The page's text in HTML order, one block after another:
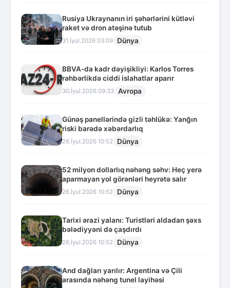
Rusiya Ukraynanın iri şəhərlərini kütləvi
raket və dron atəşinə tutub
31.İyul.2026 03:09 Dünya
BBVA-da kadr dəyişikliyi: Karlos Torres
rəhbərlikdə ciddi islahatlar aparır
30.İyul.2026 09:33 Avropa
Günəş panellərində gizli təhlükə: Yanğın
riski barədə xəbərdarlıq
26.İyul.2026 10:52 Dünya
52 milyon dollarlıq nəhəng səhv: Heç yerə
aparmayan yol görənləri heyrətə salır
26.İyul.2026 10:52 Dünya
Tarixi ərazi yalanı: Turistləri aldadan şəxs
bələdiyyəni də çaşdırdı
26.İyul.2026 10:52 Dünya
And dağları yarılır: Argentina və Çili
arasında nəhəng tunel layihəsi